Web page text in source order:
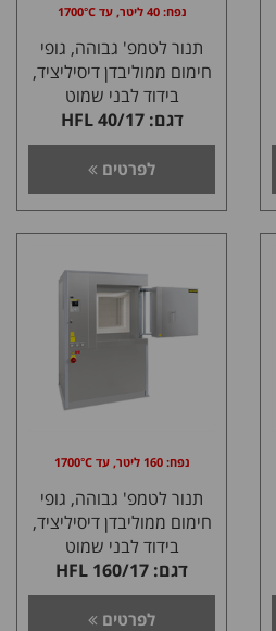
נפח: 40 ליטר, עד 1700°C
תנור לטמפ' גבוהה, גופי
חימום ממוליבדן דיסיליציד,
בידוד לבני שמוט
דגם: HFL 40/17
לפרטים
נפח: 160 ליטר, עד 1700°C
תנור לטמפ' גבוהה, גופי
חימום ממוליבדן דיסיליציד,
בידוד לבני שמוט
דגם: HFL 160/17
לפרטים